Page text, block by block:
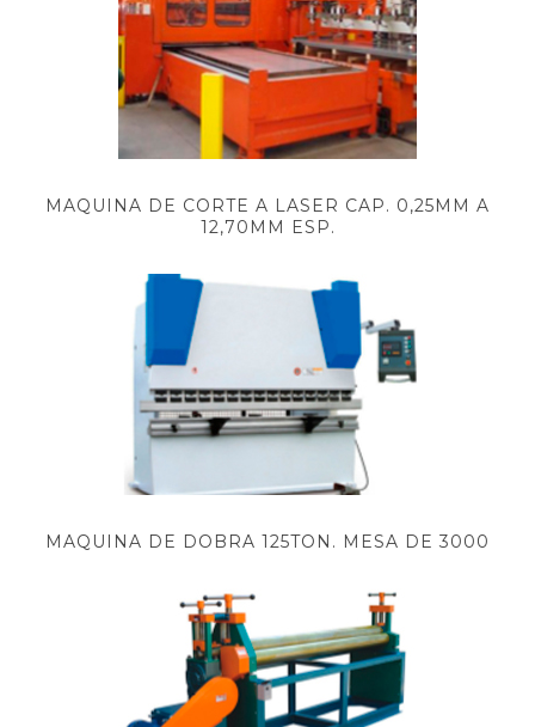
MAQUINA DE CORTE A LASER CAP. 0,25MM A
12,70MM ESP.
MAQUINA DE DOBRA 125TON. MESA DE 3000